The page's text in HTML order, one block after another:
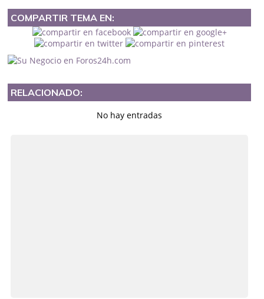
COMPARTIR TEMA EN:
RELACIONADO:
No hay entradas